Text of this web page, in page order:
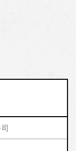
題或例外事件來
備課。學校開
，根本解決家
日常瑣碎事務
，建置線上評量
還有如何與自
有機生活環境
管理師－林才
碳飲食的行
廣食農教育法的
企業、校園餐
陣容，成為中
零碳排、邁向國
圖1. 行政院蘇
全體綠色餐廳合